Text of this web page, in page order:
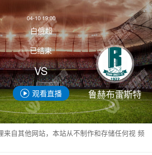
04-10 19:00
白俄超
已结束
VS
观看直播 鲁赫布雷斯特
来自其他网站，本站从不制作和存储任何视 频